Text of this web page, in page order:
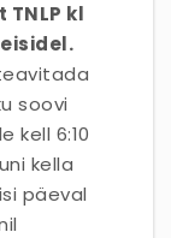
TNLP kl
soovi
kell 6:10
kella
päeval